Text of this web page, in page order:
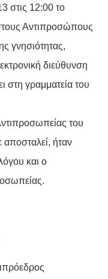
στις 12:00 το
Αντιπροσώπους
γνησιότητας,
διεύθυνση
στη γραμματεία του
του
αποσταλεί, ήταν
και ο